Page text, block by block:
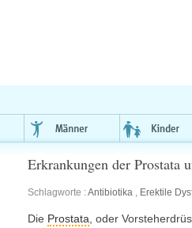
Erkrankungen der Prostata
Schlagworte :Antibiotika , Erektile
Die Prostata, oder